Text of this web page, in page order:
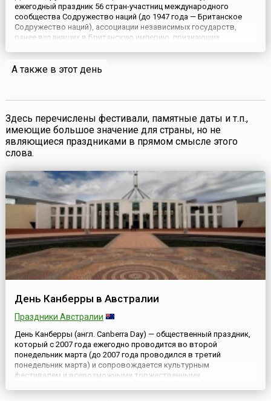
ежегодный праздник 56 стран-участниц международного
сообщества Содружество наций (до 1947 года — Британское
Содружество наций), ассоциации независимых государств,
ранее входивших в Британскую империю, признающих
единения. День Содружества наций отмечается во второй
понедельник марта и каждый год пос...
А также в этот день
Здесь перечислены фестивали, памятные даты и т.п.,
имеющие большое значение для страны, но не
являющиеся праздниками в прямом смысле этого
слова.
День Канберры в Австралии
Праздники Австралии
День Канберры (англ. Canberra Day) — общественный праздник,
который с 2007 года ежегодно проводится во второй
понедельник марта (до 2007 года проводился в третий
понедельник марта) и сопровождается культурным
фестивалем и всевозможными торжественными